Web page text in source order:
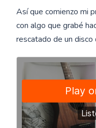
Así que comienzo mi
con algo que grabé
rescatado de un